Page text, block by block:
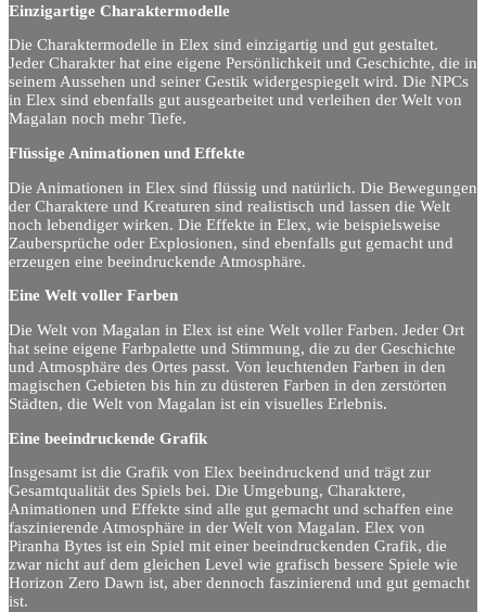
Einzigartige Charaktermodelle
Die Charaktermodelle in Elex sind einzigartig und gut gestaltet.
Jeder Charakter hat eine eigene Persönlichkeit und Geschichte, die in
seinem Aussehen und seiner Gestik widergespiegelt wird. Die NPCs
in Elex sind ebenfalls gut ausgearbeitet und verleihen der Welt von
Magalan noch mehr Tiefe.
Flüssige Animationen und Effekte
Die Animationen in Elex sind flüssig und natürlich. Die Bewegungen
der Charaktere und Kreaturen sind realistisch und lassen die Welt
noch lebendiger wirken. Die Effekte in Elex, wie beispielsweise
Zaubersprüche oder Explosionen, sind ebenfalls gut gemacht und
erzeugen eine beeindruckende Atmosphäre.
Eine Welt voller Farben
Die Welt von Magalan in Elex ist eine Welt voller Farben. Jeder Ort
hat seine eigene Farbpalette und Stimmung, die zu der Geschichte
und Atmosphäre des Ortes passt. Von leuchtenden Farben in den
magischen Gebieten bis hin zu düsteren Farben in den zerstörten
Städten, die Welt von Magalan ist ein visuelles Erlebnis.
Eine beeindruckende Grafik
Insgesamt ist die Grafik von Elex beeindruckend und trägt zur
Gesamtqualität des Spiels bei. Die Umgebung, Charaktere,
Animationen und Effekte sind alle gut gemacht und schaffen eine
faszinierende Atmosphäre in der Welt von Magalan. Elex von
Piranha Bytes ist ein Spiel mit einer beeindruckenden Grafik, die
zwar nicht auf dem gleichen Level wie grafisch bessere Spiele wie
Horizon Zero Dawn ist, aber dennoch faszinierend und gut gemacht
ist.